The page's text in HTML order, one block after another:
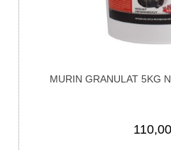
MURIN GRANULAT 5KG